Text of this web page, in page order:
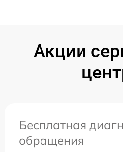
Акции
Бесплатная
обращения